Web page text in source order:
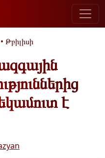
• Թբիլիսի
է